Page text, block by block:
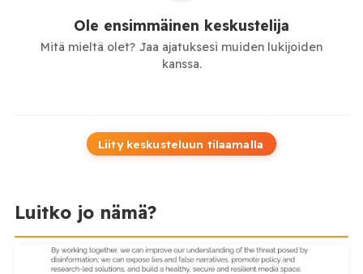
Ole ensimmäinen keskustelija
Mitä mieltä olet? Jaa ajatuksesi muiden lukijoiden
kanssa.
Liity keskusteluun tilaamalla
Luitko jo nämä?